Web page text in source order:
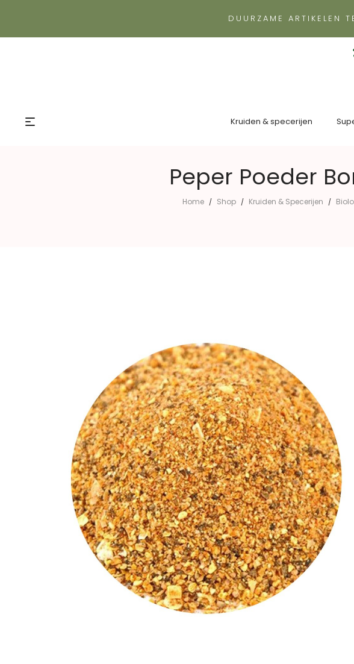
DUURZAME ARTIKELEN
Kruiden & specerijen
Peper Poeder
Home / Shop / Kruiden & Specerijen /